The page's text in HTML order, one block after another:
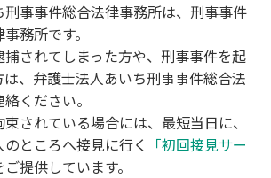
事事件総合法律事務所は、刑事事件
務所です。
捕されてしまった方や、刑事事件を起
は、弁護士法人あいち刑事事件総合法
ください。
されている場合には、最短当日に、
ところへ接見に行く 「初回接見サー
ご提供しています。